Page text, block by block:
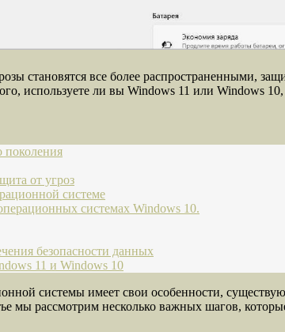
становятся все более распространенными,
используете ли вы Windows 11 или Windows
поколения
от угроз
системе
системах Windows 10.
безопасности данных
11 и Windows 10
системы имеет свои особенности,
мы рассмотрим несколько важных шагов,